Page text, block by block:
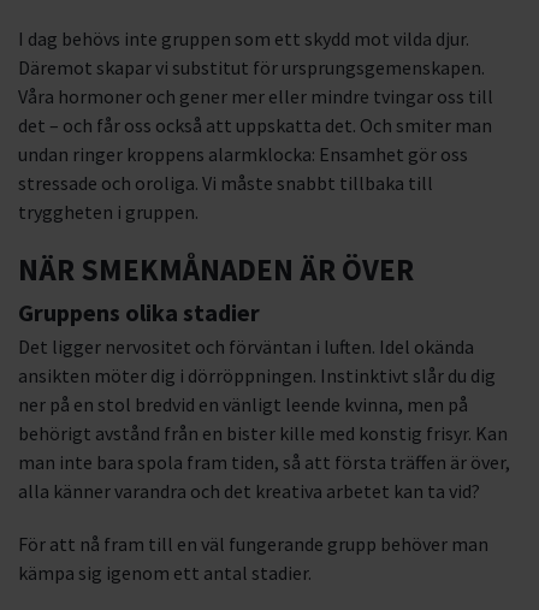
I dag behövs inte gruppen som ett skydd mot vilda djur.
Däremot skapar vi substitut för ursprungsgemenskapen.
Våra hormoner och gener mer eller mindre tvingar oss till
det – och får oss också att uppskatta det. Och smiter man
undan ringer kroppens alarmklocka: Ensamhet gör oss
stressade och oroliga. Vi måste snabbt tillbaka till
tryggheten i gruppen.
NÄR SMEKMÅNADEN ÄR ÖVER
Gruppens olika stadier
Det ligger nervositet och förväntan i luften. Idel okända
ansikten möter dig i dörröppningen. Instinktivt slår du dig
ner på en stol bredvid en vänligt leende kvinna, men på
behörigt avstånd från en bister kille med konstig frisyr. Kan
man inte bara spola fram tiden, så att första träffen är över,
alla känner varandra och det kreativa arbetet kan ta vid?
För att nå fram till en väl fungerande grupp behöver man
kämpa sig igenom ett antal stadier.